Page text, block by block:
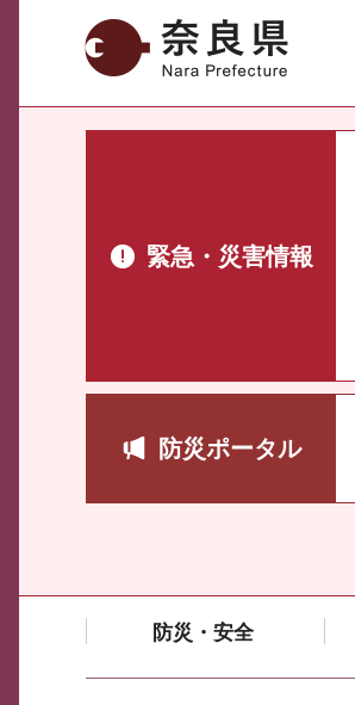
奈良県
緊急・災害情報
防災ポータル
防災・安全